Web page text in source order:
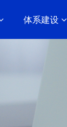
体系建设